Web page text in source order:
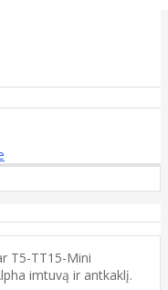
T5-TT15-Mini
imtuvą ir antkaklį.